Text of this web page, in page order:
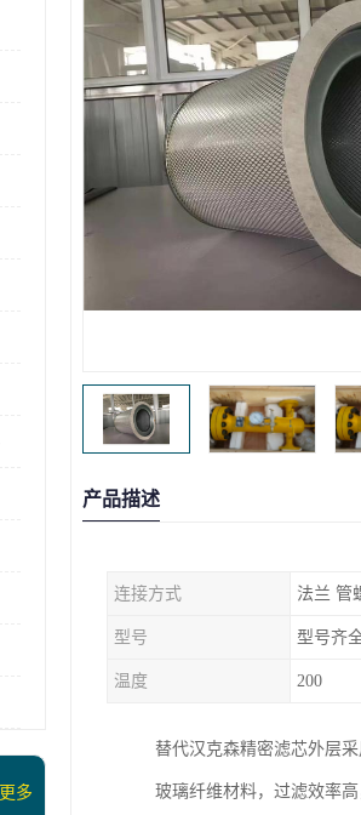
更多
产品描述
连接方式 法兰 管
型号 型号齐
温度 200
替代汉克森精密滤芯外层
玻璃纤维材料，过滤效率